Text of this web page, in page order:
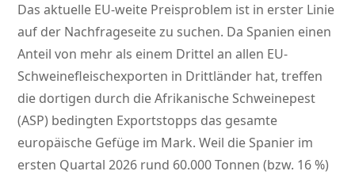
Das aktuelle EU-weite Preisproblem ist in erster Linie
auf der Nachfrageseite zu suchen. Da Spanien einen
Anteil von mehr als einem Drittel an allen EU-
Schweinefleischexporten in Drittländer hat, treffen
die dortigen durch die Afrikanische Schweinepest
(ASP) bedingten Exportstopps das gesamte
europäische Gefüge im Mark. Weil die Spanier im
ersten Quartal 2026 rund 60.000 Tonnen (bzw. 16 %)